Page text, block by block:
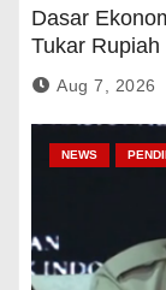
Dasar
Tukar
Aug 7, 2026
NEWS